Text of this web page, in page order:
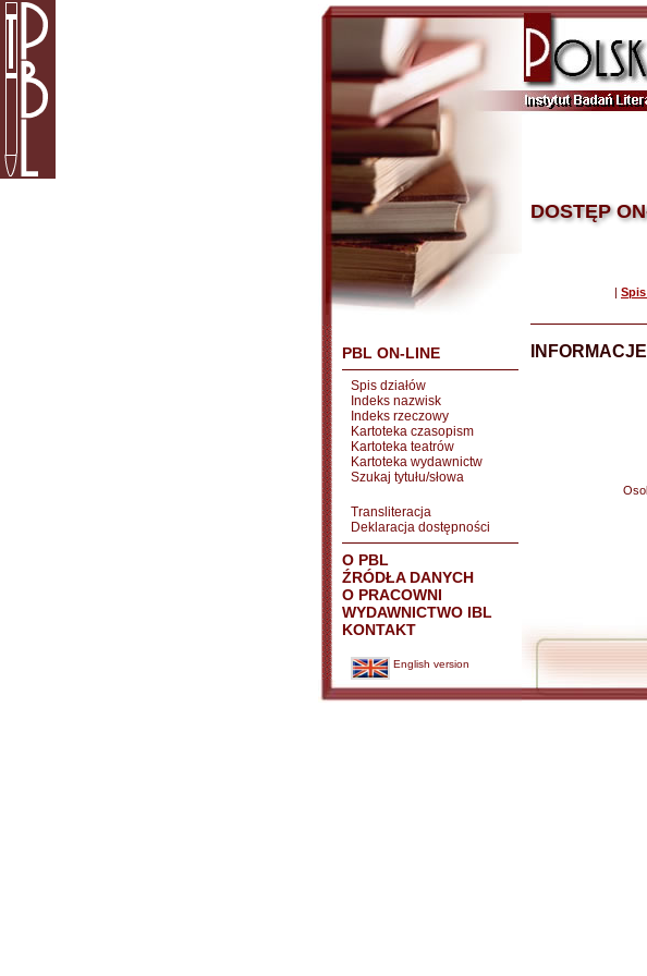
PBL ON-LINE
Spis działów
Indeks nazwisk
Indeks rzeczowy
Kartoteka czasopism
Kartoteka teatrów
Kartoteka wydawnictw
Szukaj tytułu/słowa
Transliteracja
Deklaracja dostępności
O PBL
ŹRÓDŁA DANYCH
O PRACOWNI
WYDAWNICTWO IBL
KONTAKT
English version
DOSTĘP
|